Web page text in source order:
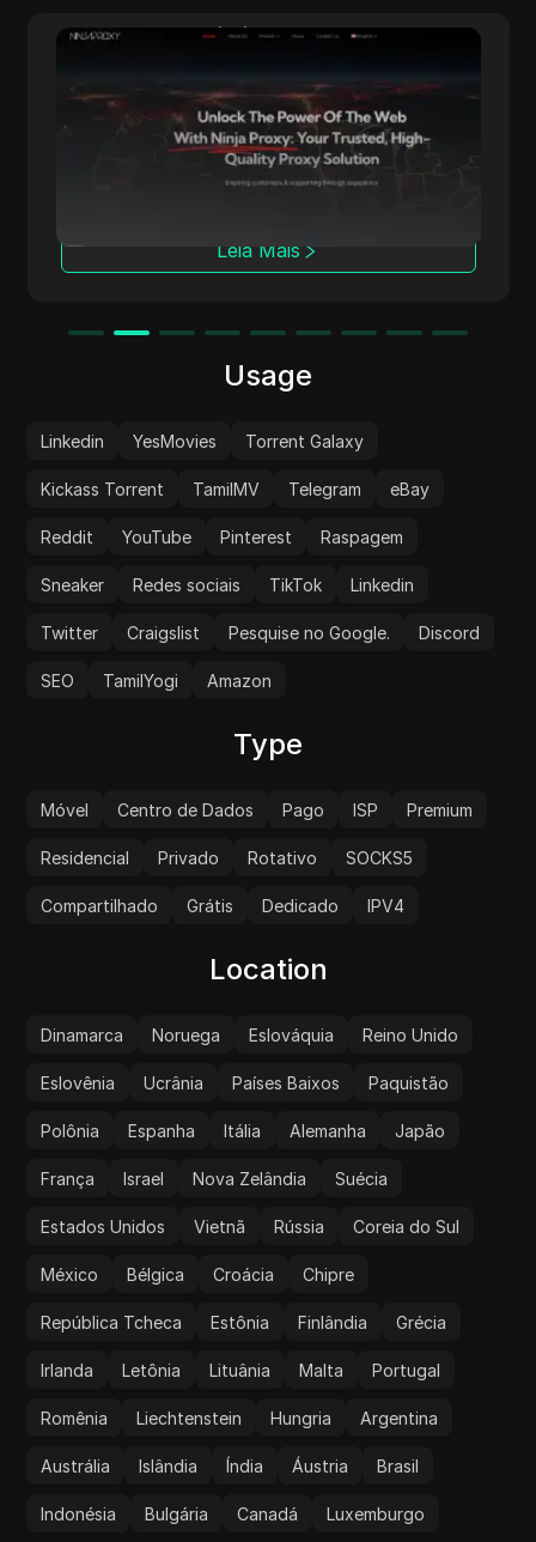
NinjaProxy
NinjaProxy é um fornecedor popular de
serviços com mais de 10 anos de história
oferecendo proxies de alta qualidade para
acesso anônimo à web. Sua rede global
abrange mais de 50 locais geográficos,
proxies de centro de dados, residenciais e
móveis.
Leia Mais
Usage
Linkedin YesMovies Torrent Galaxy
Kickass Torrent TamilMV Telegram eBay
Reddit YouTube Pinterest Raspagem
Sneaker Redes sociais TikTok Linkedin
Twitter Craigslist Pesquise no Google. Discord
SEO TamilYogi Amazon
Type
Móvel Centro de Dados Pago ISP Premium
Residencial Privado Rotativo SOCKS5
Compartilhado Grátis Dedicado IPV4
Location
Dinamarca Noruega Eslováquia Reino Unido
Eslovênia Ucrânia Países Baixos Paquistão
Polônia Espanha Itália Alemanha Japão
França Israel Nova Zelândia Suécia
Estados Unidos Vietnã Rússia Coreia do Sul
México Bélgica Croácia Chipre
República Tcheca Estônia Finlândia Grécia
Irlanda Letônia Lituânia Malta Portugal
Romênia Liechtenstein Hungria Argentina
Austrália Islândia Índia Áustria Brasil
Indonésia Bulgária Canadá Luxemburgo